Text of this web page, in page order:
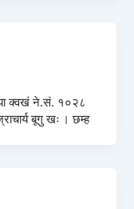
क्वखं ने.सं. १०२८
बूगु खः । छम्ह